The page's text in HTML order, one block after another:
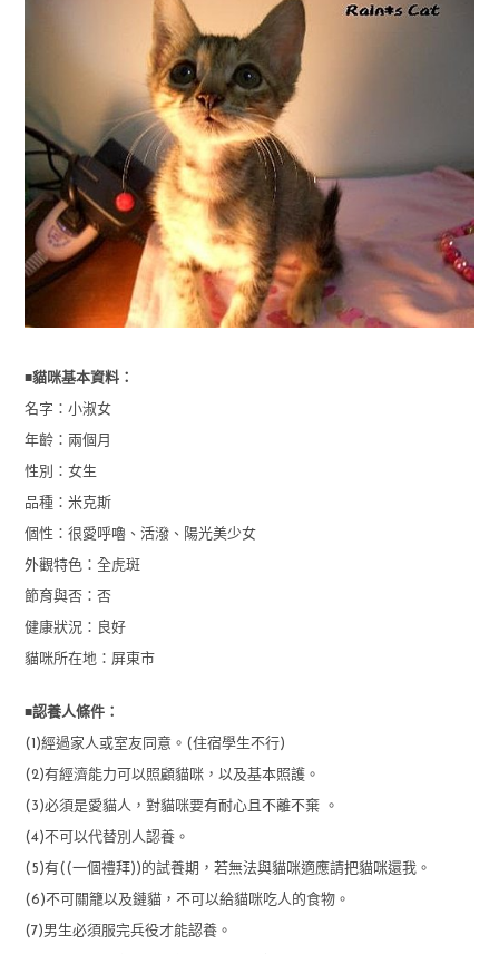
■貓咪基本資料：
名字：小淑女
年齡：兩個月
性別：女生
品種：米克斯
個性：很愛呼嚕、活潑、陽光美少女
外觀特色：全虎斑
節育與否：否
健康狀況：良好
貓咪所在地：屏東市
■認養人條件：
(1)經過家人或室友同意。(住宿學生不行)
(2)有經濟能力可以照顧貓咪，以及基本照護。
(3)必須是愛貓人，對貓咪要有耐心且不離不棄 。
(4)不可以代替別人認養。
(5)有((一個禮拜))的試養期，若無法與貓咪適應請把貓咪還我。
(6)不可關籠以及鏈貓，不可以給貓咪吃人的食物。
(7)男生必須服完兵役才能認養。